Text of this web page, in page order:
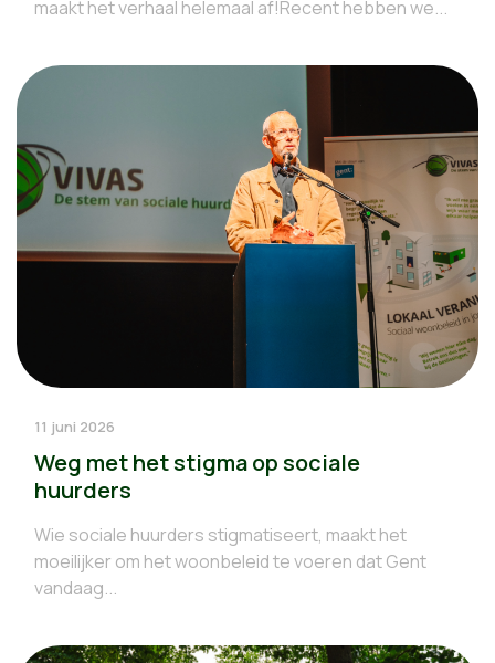
maakt het verhaal helemaal af!Recent hebben we...
11 juni 2026
Weg met het stigma op sociale
huurders
Wie sociale huurders stigmatiseert, maakt het
moeilijker om het woonbeleid te voeren dat Gent
vandaag...